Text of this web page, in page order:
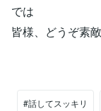
では
皆様、どうぞ素
#話してスッキリ